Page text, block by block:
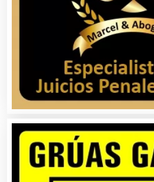
Centros de Nutrición
Centros Turísticos
Cerrajerías
Cibercafés